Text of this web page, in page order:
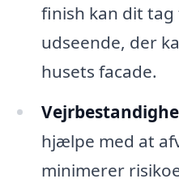
finish kan dit
udseende, der
husets facade.
hjælpe med at
minimerer